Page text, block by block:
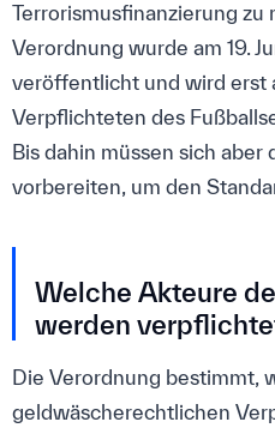
Terrorismusfinanzierung zu
Verordnung wurde am 19.
veröffentlicht und wird
Verpflichteten des
Bis dahin müssen sich aber
vorbereiten, um den
Welche Akteure
werden
Die Verordnung bestimmt,
geldwäscherechtlichen